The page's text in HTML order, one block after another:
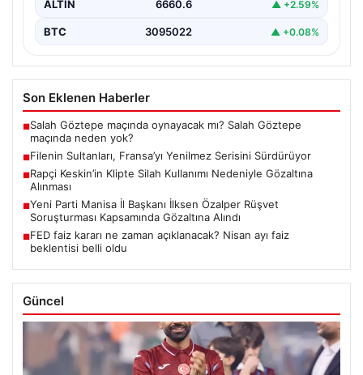
ALTIN 6660.6 ▲ +2.59%
BTC 3095022 ▲ +0.08%
Son Eklenen Haberler
■Salah Göztepe maçında oynayacak mı? Salah Göztepe
maçında neden yok?
■Filenin Sultanları, Fransa’yı Yenilmez Serisini Sürdürüyor
■Rapçi Keskin’in Klipte Silah Kullanımı Nedeniyle Gözaltına
Alınması
■Yeni Parti Manisa İl Başkanı İlksen Özalper Rüşvet
Soruşturması Kapsamında Gözaltına Alındı
■FED faiz kararı ne zaman açıklanacak? Nisan ayı faiz
beklentisi belli oldu
Güncel